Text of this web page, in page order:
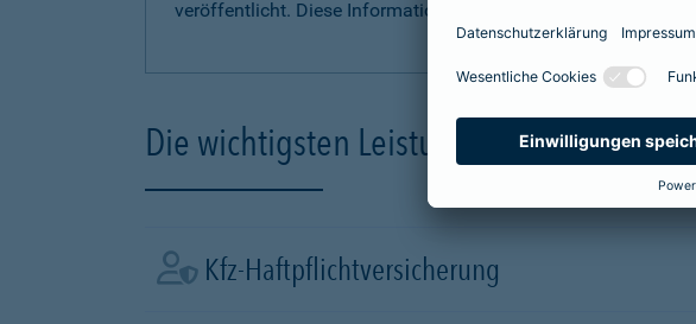
veröffentlicht. Diese Informationen finden Sie hier.
Die wichtigsten Leistungen der Kfz-
Kfz-Haftpflichtversicherung